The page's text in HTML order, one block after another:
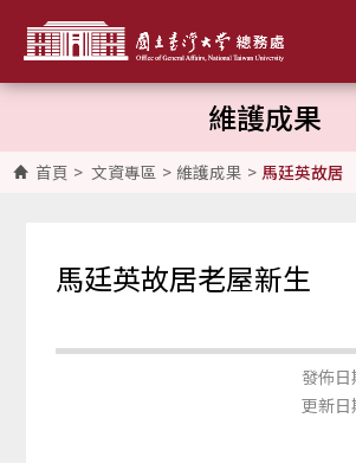
維護成果
首頁 > 文資專區 > 維護成果 > 馬廷英故居
馬廷英故居老屋新生
發佈
更新